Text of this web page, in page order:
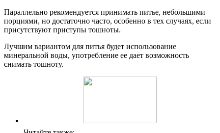
Параллельно рекомендуется принимать питье, небольшими
порциями, но достаточно часто, особенно в тех случаях, если
присутствуют приступы тошноты.
Лучшим вариантом для питья будет использование
минеральной воды, употребление ее дает возможность
снимать тошноту.